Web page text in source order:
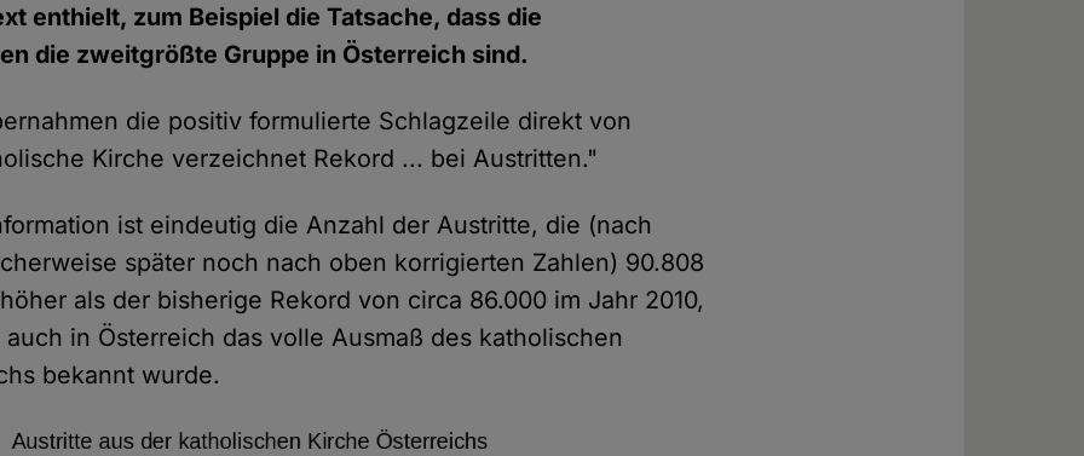
enthielt, zum Beispiel die Tatsache, dass die
die zweitgrößte Gruppe in Österreich sind.
die positiv formulierte Schlagzeile direkt von
Kirche verzeichnet Rekord ... bei Austritten."
ist eindeutig die Anzahl der Austritte, die (nach
später noch nach oben korrigierten Zahlen) 90.808
als der bisherige Rekord von circa 86.000 im Jahr 2010,
in Österreich das volle Ausmaß des katholischen
bekannt wurde.